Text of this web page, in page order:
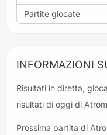
Partite giocate
INFORMAZIONI
Risultati in diretta,
risultati di oggi di
Prossima partita di